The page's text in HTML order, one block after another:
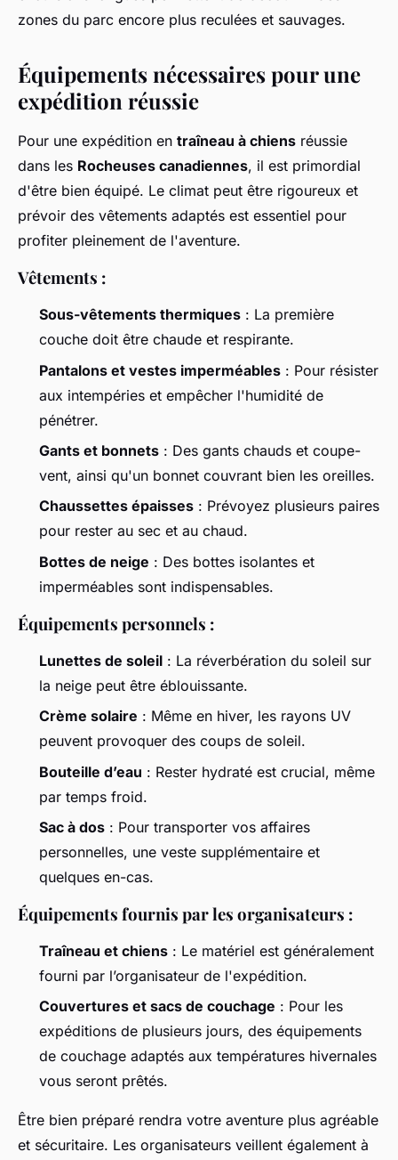
zones du parc encore plus reculées et sauvages.
Équipements nécessaires pour une
expédition réussie
Pour une expédition en traîneau à chiens réussie
dans les Rocheuses canadiennes, il est primordial
d'être bien équipé. Le climat peut être rigoureux et
prévoir des vêtements adaptés est essentiel pour
profiter pleinement de l'aventure.
Vêtements :
Sous-vêtements thermiques : La première
couche doit être chaude et respirante.
Pantalons et vestes imperméables : Pour résister
aux intempéries et empêcher l'humidité de
pénétrer.
Gants et bonnets : Des gants chauds et coupe-
vent, ainsi qu'un bonnet couvrant bien les oreilles.
Chaussettes épaisses : Prévoyez plusieurs paires
pour rester au sec et au chaud.
Bottes de neige : Des bottes isolantes et
imperméables sont indispensables.
Équipements personnels :
Lunettes de soleil : La réverbération du soleil sur
la neige peut être éblouissante.
Crème solaire : Même en hiver, les rayons UV
peuvent provoquer des coups de soleil.
Bouteille d’eau : Rester hydraté est crucial, même
par temps froid.
Sac à dos : Pour transporter vos affaires
personnelles, une veste supplémentaire et
quelques en-cas.
Équipements fournis par les organisateurs :
Traîneau et chiens : Le matériel est généralement
fourni par l’organisateur de l'expédition.
Couvertures et sacs de couchage : Pour les
expéditions de plusieurs jours, des équipements
de couchage adaptés aux températures hivernales
vous seront prêtés.
Être bien préparé rendra votre aventure plus agréable
et sécuritaire. Les organisateurs veillent également à